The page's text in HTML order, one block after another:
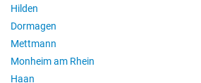
Hilden
Dormagen
Mettmann
Monheim am Rhein
Haan